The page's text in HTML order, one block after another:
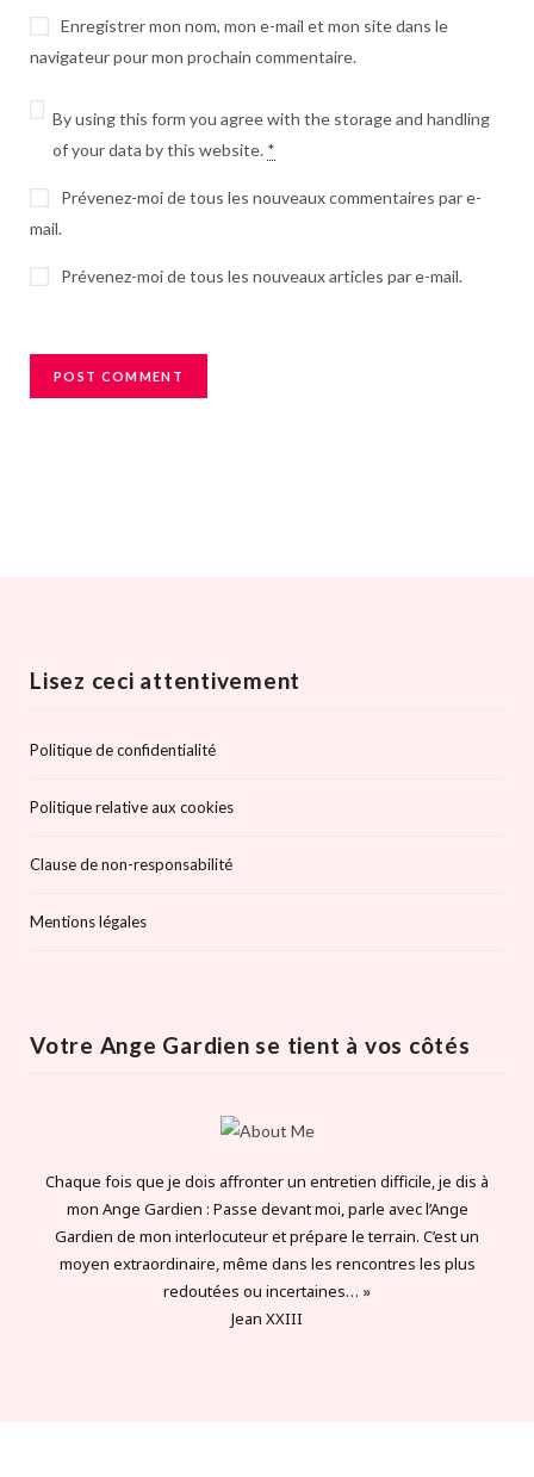
Enregistrer mon nom, mon e-mail et mon site dans le
navigateur pour mon prochain commentaire.
By using this form you agree with the storage and handling
of your data by this website. *
Prévenez-moi de tous les nouveaux commentaires par e-
mail.
Prévenez-moi de tous les nouveaux articles par e-mail.
Lisez ceci attentivement
Politique de confidentialité
Politique relative aux cookies
Clause de non-responsabilité
Mentions légales
Votre Ange Gardien se tient à vos côtés
Chaque fois que je dois affronter un entretien difficile, je dis à
mon Ange Gardien : Passe devant moi, parle avec l’Ange
Gardien de mon interlocuteur et prépare le terrain. C’est un
moyen extraordinaire, même dans les rencontres les plus
redoutées ou incertaines… »
Jean XXIII